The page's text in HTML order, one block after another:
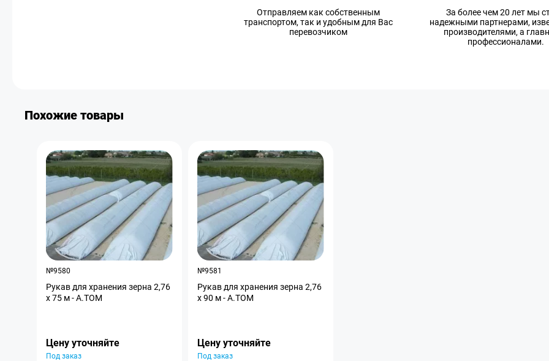
Отправляем как собственным
транспортом, так и удобным для Вас
перевозчиком
За более чем 20 лет мы
надежными партнерами,
производителями, а
профессионалами.
Похожие товары
№9580
Рукав для хранения зерна 2,76
х 75 м - A.TOM
Цену уточняйте
Под заказ
№9581
Рукав для хранения зерна 2,76
х 90 м - A.TOM
Цену уточняйте
Под заказ